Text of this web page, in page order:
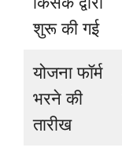
शुरू की गई
योजना फॉर्म
भरने की
तारीख